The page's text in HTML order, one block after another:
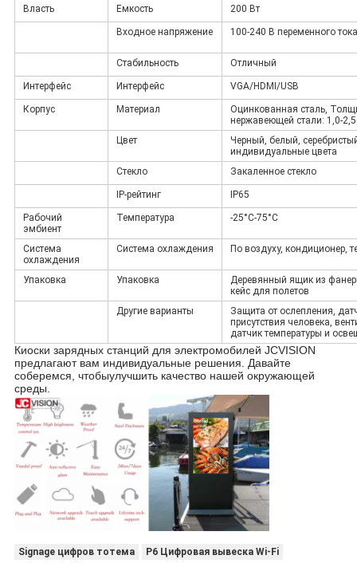
Власть Емкость 200 Вт
Входное напряжение 100-240 В переменного
Стабильность Отличный
Интерфейс Интерфейс VGA/HDMI/USB
Корпус Материал
Оцинкованная сталь,
нержавеющей стали: 1,0-
Цвет
Черный, белый,
индивидуальные цвета
Стекло
Закаленное стекло
IP-рейтинг IP65
Рабочий
эмбиент
Температура -25°С-75°С
Система
охлаждения
Система охлаждения По воздуху, кондиционер,
Упаковка Упаковка
Деревянный ящик из
кейс для полетов
Другие варианты
Защита от ослепления,
присутствия человека,
датчик температуры и
Киоски зарядных станций для электромобилей JCVISION
предлагают вам индивидуальные решения. Давайте
соберемся, чтобыулучшить качество нашей окружающей
среды.
Signage цифров тотема
P6 Цифровая вывеска Wi-Fi